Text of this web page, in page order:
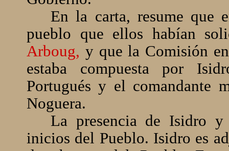
En la carta, resume que
pueblo que ellos habían
Arboug, y que la Comisión
estaba compuesta por
Portugués y el comandante
Noguera.
La presencia de Isidro y
inicios del Pueblo. Isidro es